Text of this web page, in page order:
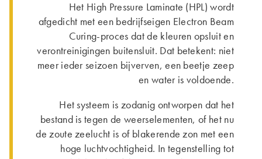
Het High Pressure Laminate (HPL) wordt
afgedicht met een bedrijfseigen Electron Beam
Curing-proces dat de kleuren opsluit en
verontreinigingen buitensluit. Dat betekent: niet
meer ieder seizoen bijverven, een beetje zeep
en water is voldoende.
Het systeem is zodanig ontworpen dat het
bestand is tegen de weerselementen, of het nu
de zoute zeelucht is of blakerende zon met een
hoge luchtvochtigheid. In tegenstelling tot